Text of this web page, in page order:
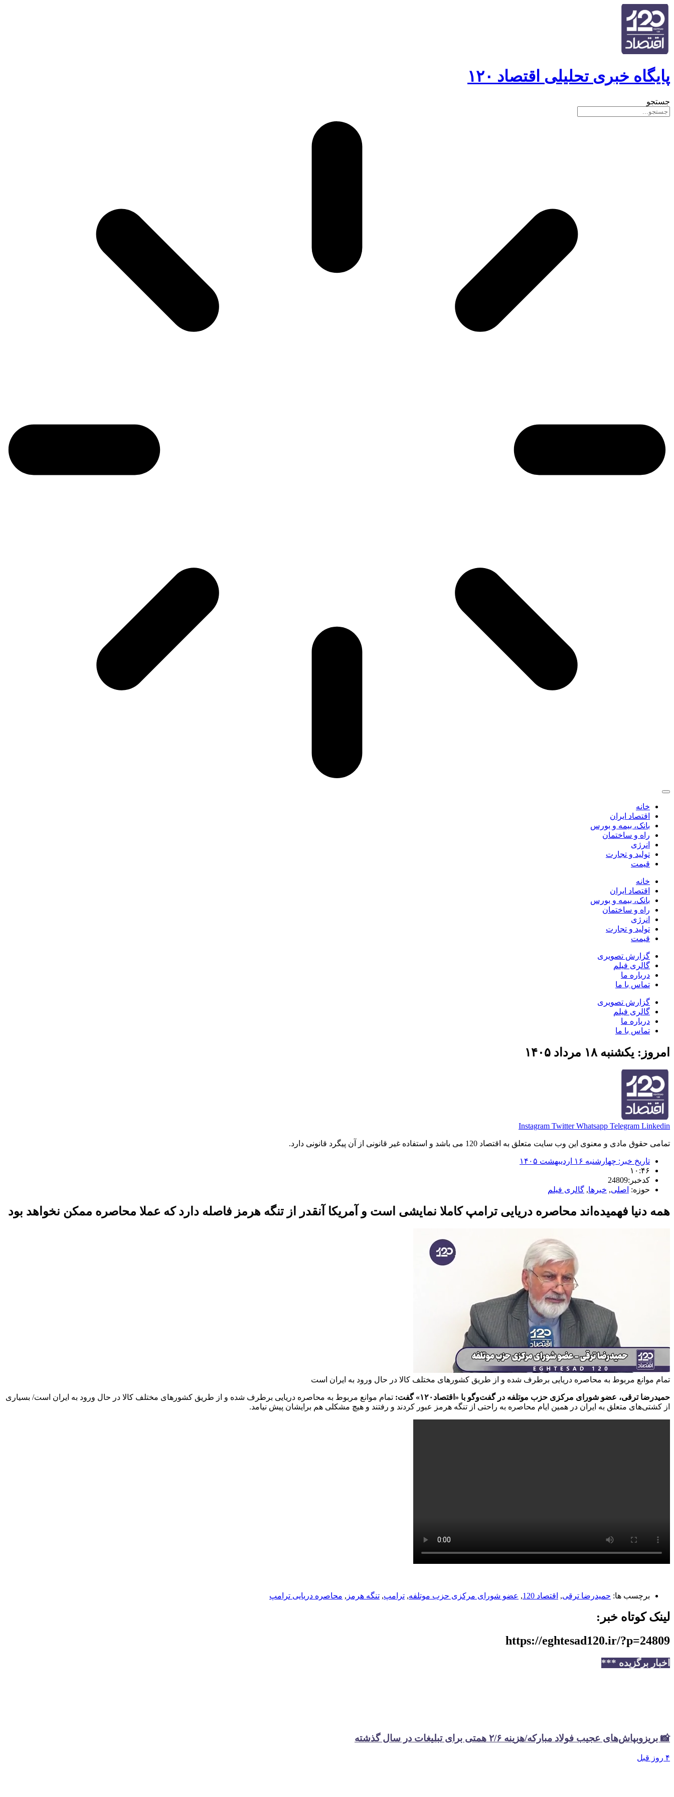
پایگاه خبری تحلیلی اقتصاد ۱۲۰
جستجو
خانه
اقتصاد ایران
بانک، بیمه و بورس
راه و ساختمان
انرژی
تولید و تجارت
قیمت
خانه
اقتصاد ایران
بانک، بیمه و بورس
راه و ساختمان
انرژی
تولید و تجارت
قیمت
گزارش تصویری
گالری فیلم
درباره ما
تماس با ما
گزارش تصویری
گالری فیلم
درباره ما
تماس با ما
امروز: یکشنبه ۱۸ مرداد ۱۴۰۵
Instagram Twitter Whatsapp Telegram Linkedin
تمامی حقوق مادی و معنوی این وب سایت متعلق به اقتصاد 120 می باشد و استفاده غیر قانونی از آن پیگرد قانونی دارد.
تاریخ خبر: چهارشنبه ۱۶ اردیبهشت ۱۴۰۵
۱۰:۴۶
کدخبر:24809
حوزه: اصلی, خبرها, گالری فیلم
همه دنیا فهمیده‌اند محاصره دریایی ترامپ کاملا نمایشی است و آمریکا آنقدر از تنگه هرمز فاصله دارد که عملا محاصره ممکن نخواهد بود
تمام موانع مربوط به محاصره دریایی برطرف شده و از طریق کشورهای مختلف کالا در حال ورود به ایران است
حمیدرضا ترقی، عضو شورای مرکزی حزب موتلفه در گفت‌وگو با «اقتصاد۱۲۰» گفت:
تمام موانع مربوط به محاصره دریایی برطرف شده و از طریق کشورهای مختلف کالا در حال ورود به ایران است/ بسیاری
از کشتی‌های متعلق به ایران در همین ایام محاصره به راحتی از تنگه هرمز عبور کردند و رفتند و هیچ مشکلی هم برایشان پیش نیامد.
برچسب ها: حمیدرضا ترقی, اقتصاد 120 , عضو شورای مرکزی حزب موتلفه, ترامپ, تنگه هرمز , محاصره دریایی ترامپ
لینک کوتاه خبر:
https://eghtesad120.ir/?p=24809
اخبار برگزیده ***
📸 بریزوبپاش‌های عجیب فولاد مبارکه/هزینه ۲/۶ همتی برای تبلیغات در سال گذشته
۴ روز قبل